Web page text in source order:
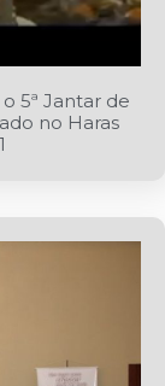
5ª Jantar de
no Haras